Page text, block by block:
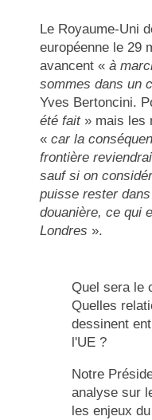
Le Royaume-Uni
européenne le 29
avancent «à
sommes dans un
Yves Bertoncini.
été fait» mais les
« car la
frontière
sauf si on
puisse rester
douanière, ce qui
Londres ».
Quel sera le
Quelles
dessinent
l'UE ?
Notre
analyse sur
les enjeux